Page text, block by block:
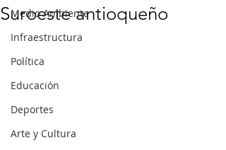
Medio Ambiente
Infraestructura
Política
Educación
Deportes
Arte y Cultura
Suroeste antioqueño